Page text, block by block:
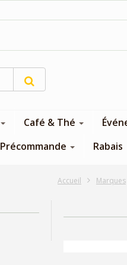
Café & Thé
Précommande Rabais
Accueil Marques